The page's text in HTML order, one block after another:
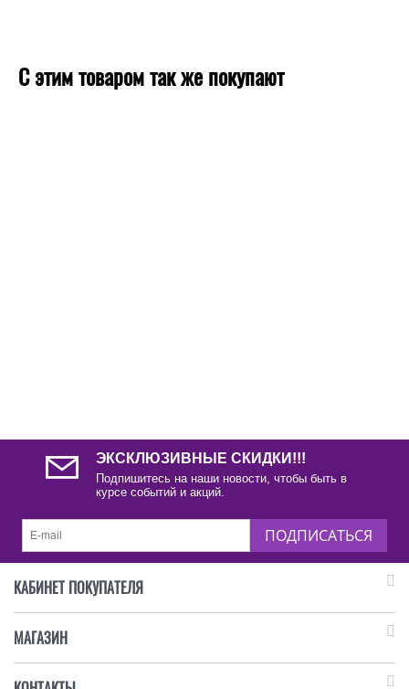
С этим товаром так же покупают
ЭКСКЛЮЗИВНЫЕ СКИДКИ!!!
Подпишитесь на наши новости, чтобы быть в
курсе событий и акций.
ПОДПИСАТЬСЯ
КАБИНЕТ ПОКУПАТЕЛЯ
МАГАЗИН